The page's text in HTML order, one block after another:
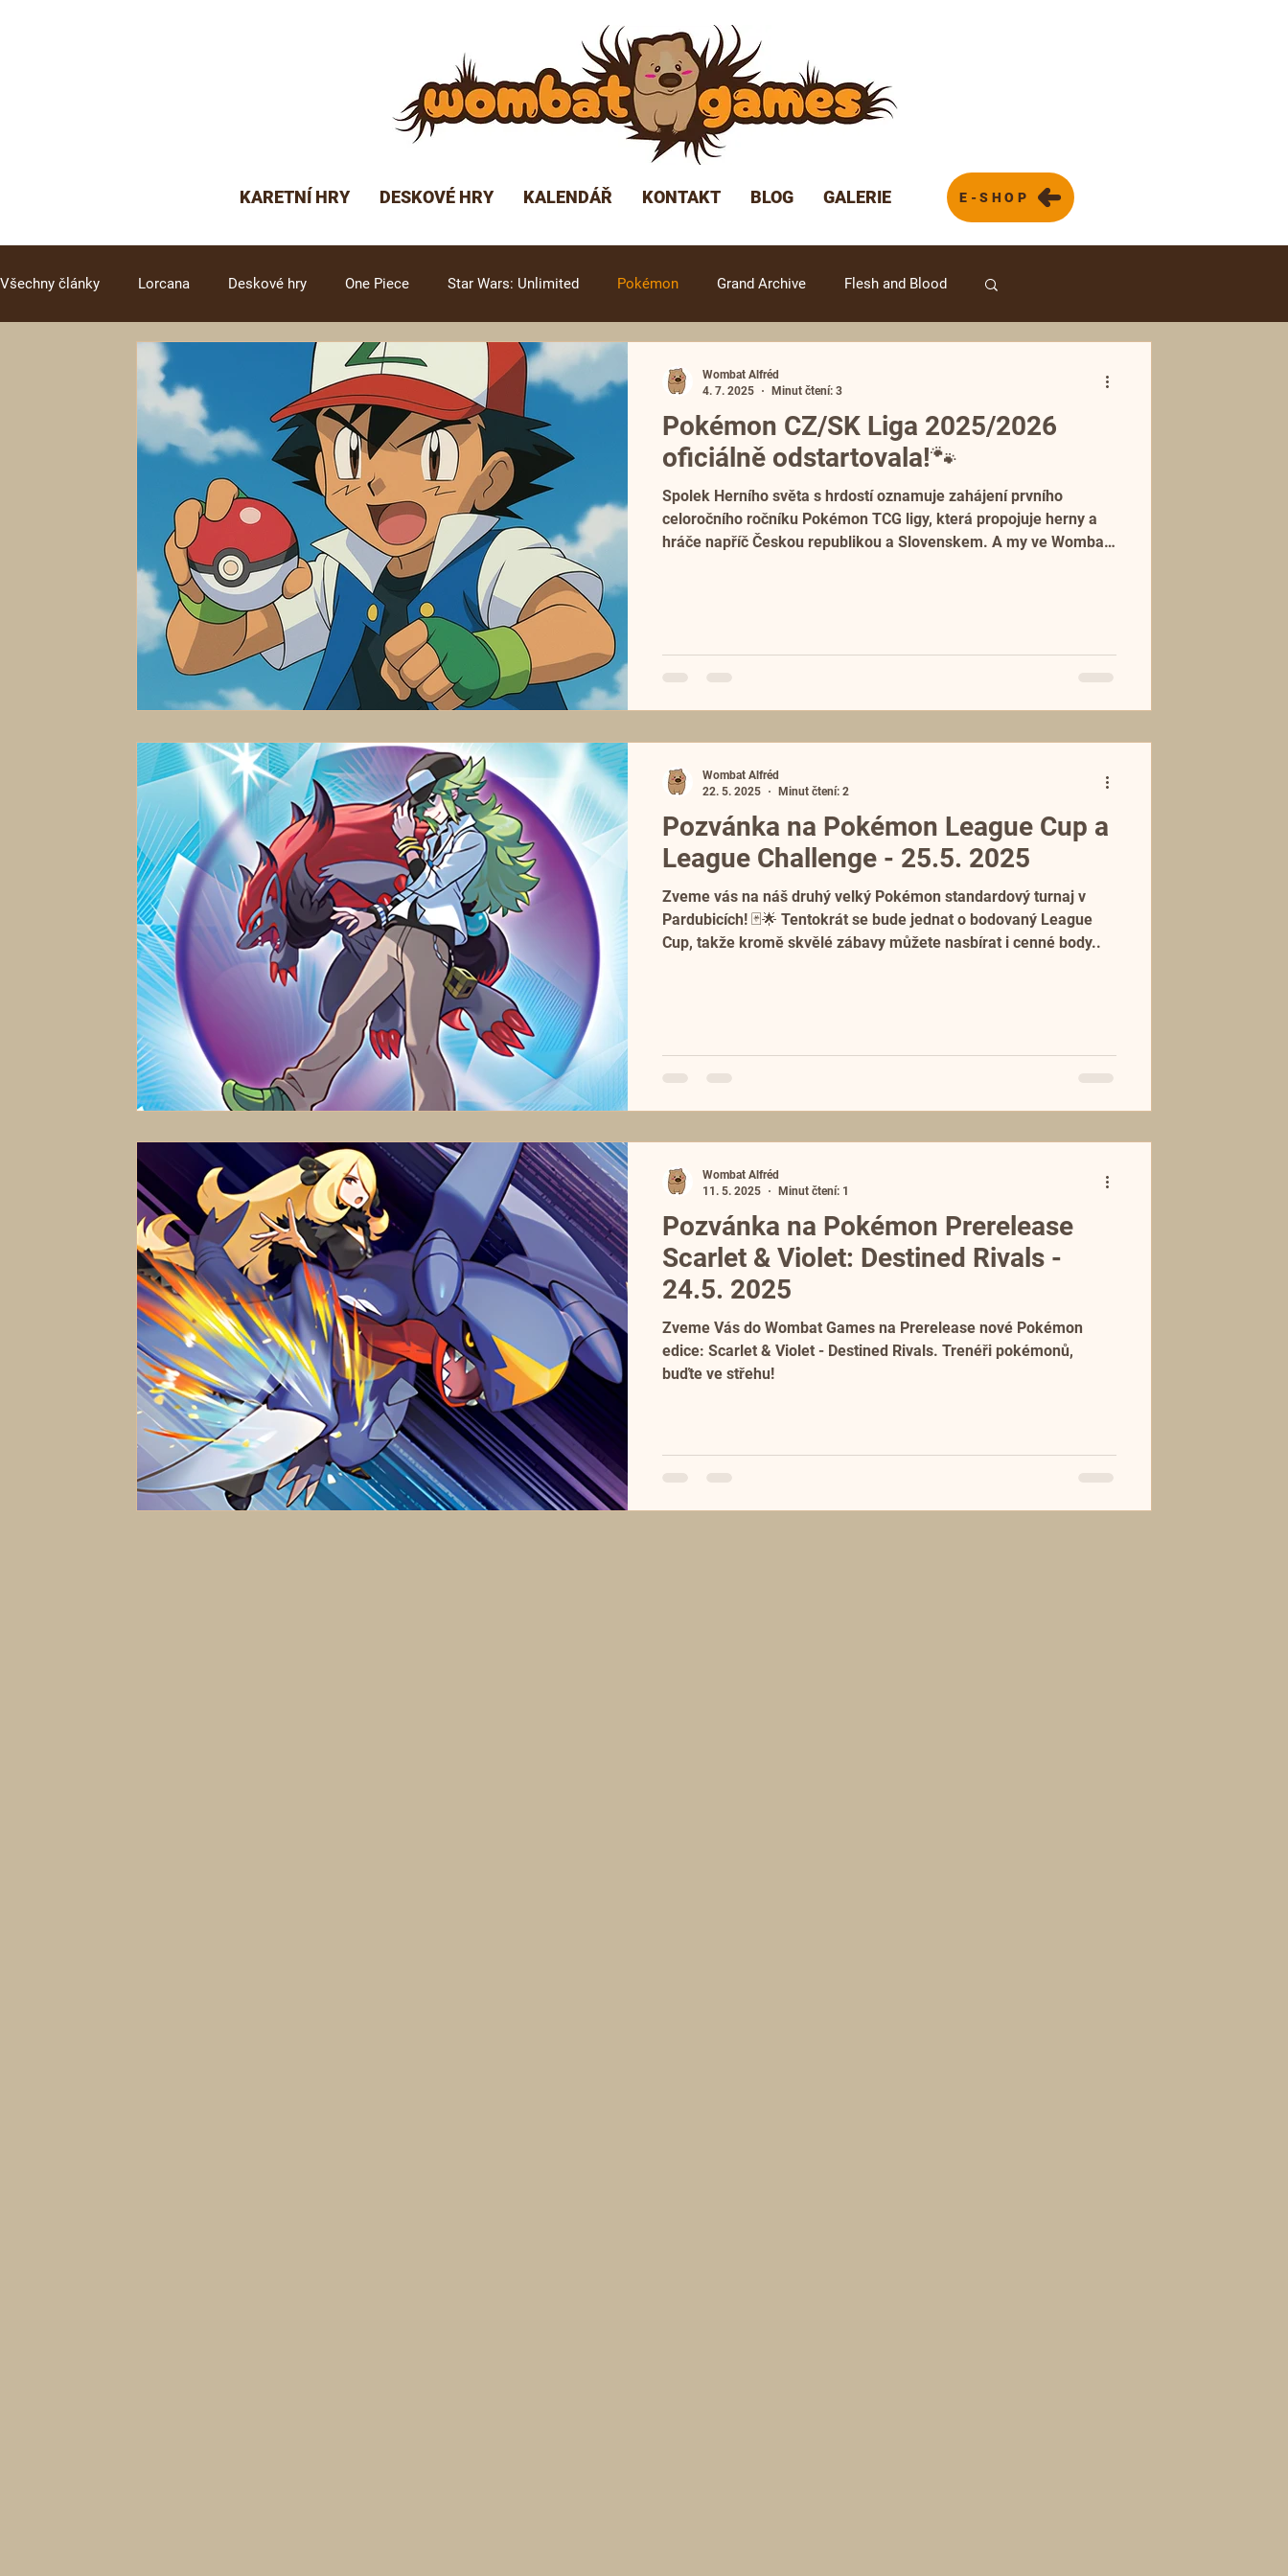
KARETNÍ HRY DESKOVÉ HRY KALENDÁŘ KONTAKT BLOG GALERIE E-SHOP
Všechny články Lorcana Deskové hry One Piece Star Wars: Unlimited Pokémon Grand Archive Flesh and Blood
Gundam TCG
Pokémon CZ/SK Liga 2025/2026
oficiálně odstartovala!🐾
Spolek Herního světa s hrdostí oznamuje zahájení prvního
celoročního ročníku Pokémon TCG ligy, která propojuje herny a
hráče napříč Českou republikou a Slovenskem. A my ve Wombat
Wombat Alfréd
4. 7. 2025
Minut čtení: 3
Pozvánka na Pokémon League Cup a
League Challenge - 25.5. 2025
Zveme vás na náš druhý velký Pokémon standardový turnaj v
Pardubicích! 🃏🌟 Tentokrát se bude jednat o bodovaný League
Cup, takže kromě skvělé zábavy můžete nasbírat i cenné body..
Wombat Alfréd
22. 5. 2025
Minut čtení: 2
Pozvánka na Pokémon Prerelease
Scarlet & Violet: Destined Rivals -
24.5. 2025
Zveme Vás do Wombat Games na Prerelease nové Pokémon
edice: Scarlet & Violet - Destined Rivals. Trenéři pokémonů,
buďte ve střehu!
Wombat Alfréd
11. 5. 2025
Minut čtení: 1